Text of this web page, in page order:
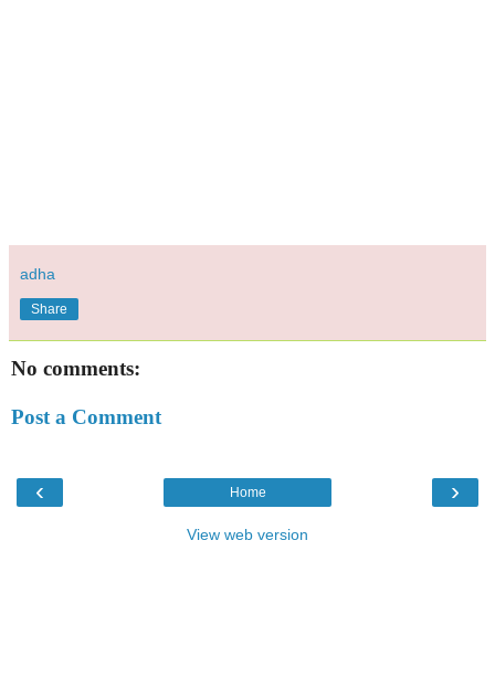
adha
Share
No comments:
Post a Comment
‹ ›
Home
View web version